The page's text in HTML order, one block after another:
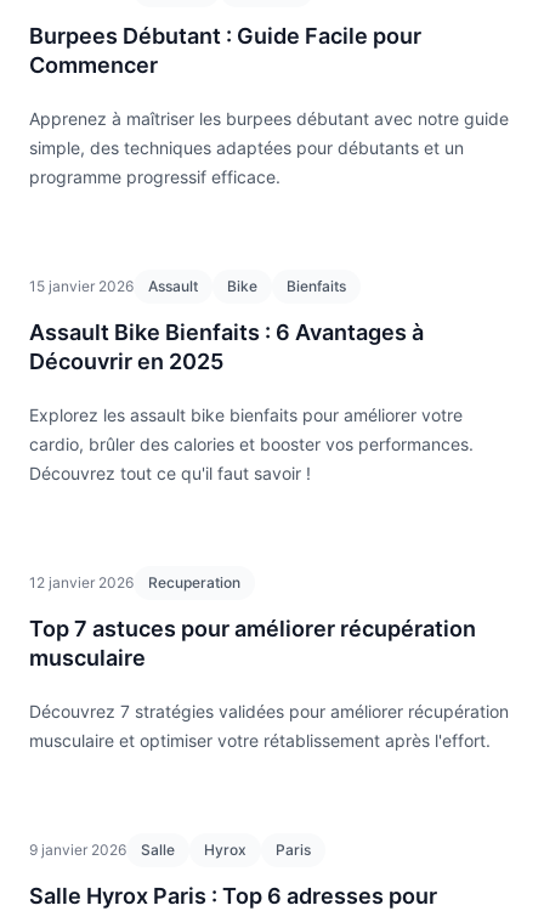
Burpees Débutant : Guide Facile pour
Commencer
Apprenez à maîtriser les burpees débutant avec notre guide
simple, des techniques adaptées pour débutants et un
programme progressif efficace.
15 janvier 2026 Assault Bike Bienfaits
Assault Bike Bienfaits : 6 Avantages à
Découvrir en 2025
Explorez les assault bike bienfaits pour améliorer votre
cardio, brûler des calories et booster vos performances.
Découvrez tout ce qu'il faut savoir !
12 janvier 2026 Recuperation
Top 7 astuces pour améliorer récupération
musculaire
Découvrez 7 stratégies validées pour améliorer récupération
musculaire et optimiser votre rétablissement après l'effort.
9 janvier 2026 Salle Hyrox Paris
Salle Hyrox Paris : Top 6 adresses pour